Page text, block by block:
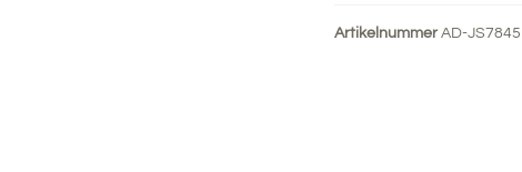
ArtikelnummerAD-JS7845